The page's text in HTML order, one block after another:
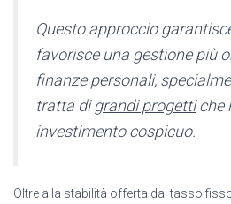
Questo approccio
favorisce una gestione più
finanze personali,
tratta digrandi progettiche
investimento cospicuo.
Oltre alla stabilità offerta dal tasso